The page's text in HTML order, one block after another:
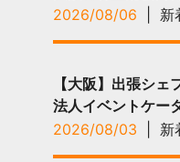
2026/08/06
新
【大阪】出張シ
法人イベントケー
2026/08/03
新